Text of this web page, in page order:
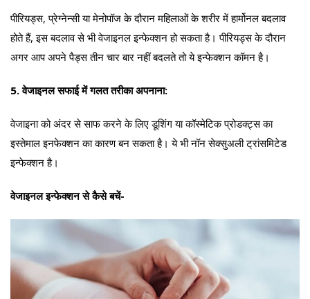
पीरियड्स, प्रेग्नेन्सी या मेनोपॉज के दौरान महिलाओं के शरीर में हार्मोनल बदलाव
होते हैं, इस बदलाव से भी वेजाइनल इन्फेक्शन हो सकता है। पीरियड्स के दौरान
अगर आप अपने पैड्स तीन चार बार नहीं बदलते तो ये इन्फेक्शन कॉमन है।
5. वेजाइनल सफाई में गलत तरीका अपनाना:
वेजाइना को अंदर से साफ करने के लिए डूशिंग या कॉस्मेटिक प्रोडक्ट्स का
इस्तेमाल इनफेक्शन का कारण बन सकता है। ये भी नॉन सेक्सुअली ट्रांसमिटेड
इन्फेक्शन है।
वेजाइनल इन्फेक्शन से कैसे बचें-